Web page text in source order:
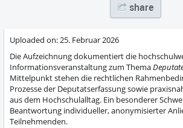
share
Uploaded on:25. Februar 2026
Die Aufzeichnung dokumentiert die
Informationsveranstaltung zum Thema
Mittelpunkt stehen die rechtlichen
Prozesse der Deputatserfassung sowie
aus dem Hochschulalltag. Ein besonderer
Beantwortung individueller, anonymisierter
Teilnehmenden.